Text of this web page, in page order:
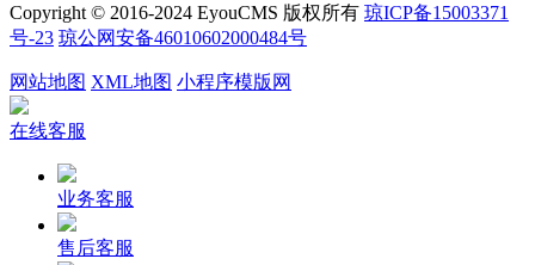
Copyright © 2016-2024 EyouCMS 版权所有 琼ICP备15003371
号-23 琼公网安备46010602000484号
网站地图 XML地图 小程序模版网
在线客服
业务客服
售后客服